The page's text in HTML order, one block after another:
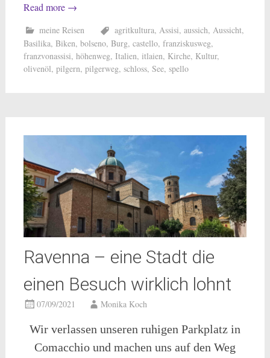
Read more →
meine Reisen agritkultura, Assisi, aussich, Aussicht,
Basilika, Biken, bolseno, Burg, castello, franziskusweg,
franzvonassisi, höhenweg, Italien, itlaien, Kirche, Kultur,
olivenöl, pilgern, pilgerweg, schloss, See, spello
Ravenna – eine Stadt die
einen Besuch wirklich lohnt
07/09/2021 Monika Koch
Wir verlassen unseren ruhigen Parkplatz in
Comacchio und machen uns auf den Weg